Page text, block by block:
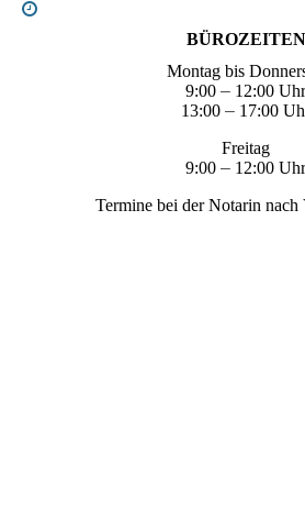
BÜROZEITEN
Montag bis
9:00 – 12:00 Uhr
13:00 – 17:00
Freitag
9:00 – 12:00 Uhr
Termine bei der Notarin nach